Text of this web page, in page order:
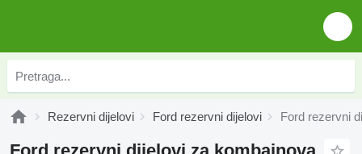
Rezervni dijelovi Ford rezervni dijelovi Ford rezervni